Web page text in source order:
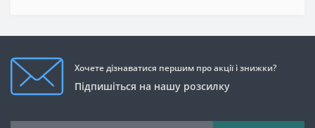
Хочете дізнаватися першим про акції і знижки?
Підпишіться на нашу розсилку